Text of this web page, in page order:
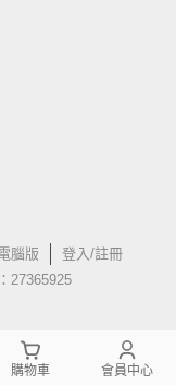
腦版
登入/註冊
27365925
購物車 會員中心